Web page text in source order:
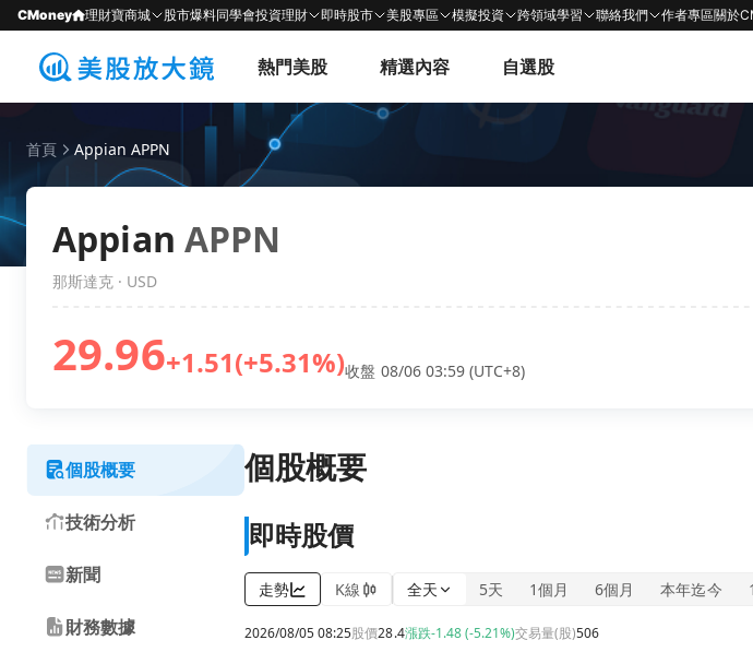
CMoney 理財寶商城 股市爆料同學會投資理財 即時股市 美股專區 模擬投資 跨領域學習 聯絡我們 作者專區關於
熱門美股 精選內容 自選股
首頁 Appian APPN
Appian APPN
那斯達克 · USD
29.96+1.51(+5.31%)收盤 08/06 03:59 (UTC+8)
個股概要
技術分析
新聞
財務數據
個股概要
即時股價
走勢 K線 全天 5天 1個月 6個月 本年迄今
2026/08/05 08:25股價28.4漲跌-1.48 (-5.21%)交易量(股)506